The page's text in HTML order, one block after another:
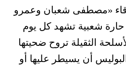
«مصطفى شعبان وعمرو
شعبية تشهد كل يوم
الثقيلة تروح ضحيتها
أن يسيطر عليها أو